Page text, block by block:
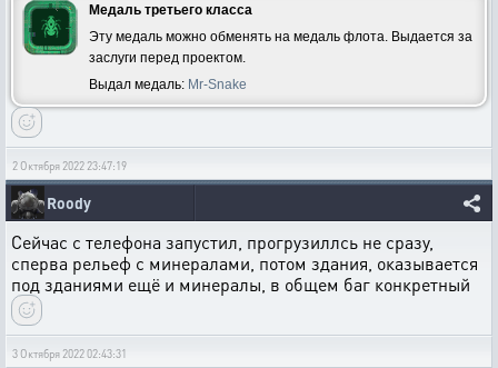
Медаль третьего класса
Эту медаль можно обменять на медаль флота. Выдается за
заслуги перед проектом.
Выдал медаль: Mr-Snake
2 Октября 2022 23:47:19
Roody
Сейчас с телефона запустил, прогрузиллсь не сразу,
сперва рельеф с минералами, потом здания, оказывается
под зданиями ещё и минералы, в общем баг конкретный
3 Октября 2022 02:43:31